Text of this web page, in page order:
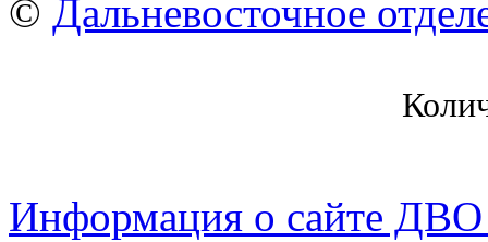
© Дальневосточное
Информация о сайте